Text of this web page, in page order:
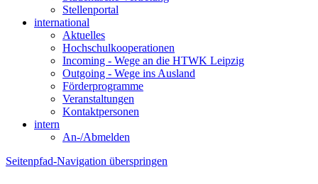
Stellenportal
international
Aktuelles
Hochschulkooperationen
Incoming - Wege an die HTWK Leipzig
Outgoing - Wege ins Ausland
Förderprogramme
Veranstaltungen
Kontaktpersonen
intern
An-/Abmelden
Seitenpfad-Navigation überspringen